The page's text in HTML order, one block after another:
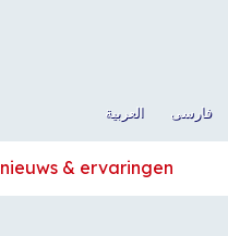
العربية فارسی
nieuws & ervaringen